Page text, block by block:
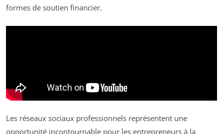
formes de soutien financier.
Les réseaux sociaux professionnels représentent une
opportunité incontournable pour les entrepreneurs à la